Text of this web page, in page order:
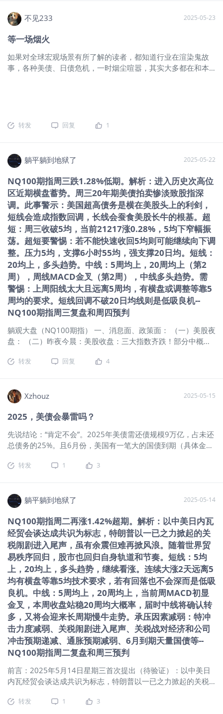
价仍需较大的通胀风险补偿。 再来看劳动力市场，虽然企业不
再积极招聘，但也并未开始裁员；初请失业金人数同比增速仍
低于10%（这通常是衰退的门槛），这都意味着做多长期债券
价格很难，经济衰退的证据并不确凿。不仅如此，基于本月的
最新数据，我们的失业率模型继续预测未来一个季度失业率还
将维
小幅度振荡，小涨呈现，至盘前时，经历一波快速的下挫和拉
回，依然近乎平盘迎接正式交易。开盘后，行情大开大合，反
复振荡，经历几波拉扯后，基本打个平收，纳指上涨，标普和
道指微小幅度收跌。 2,K线分析， 我们来一起看看标普和纳
指，标普5/12以来，走了一个先上后下的对称走势，纳指，则
是一个小幅振荡平台的走势呈现，可见，走势不同，结果是类
素的互相拉扯中，国债影响还在间接发挥作用，特别是大漂亮
申领失业金人数也是经济韧性的表现，在这几种因素互相交叉
后，大盘拉升并快速下挫，最后平盘达成最后的平衡。 $恒生指
数$ 恒指，本身状态不错，最近受到美债的影响，今天较好的形
势也被A股拖累，不过，整个走势都还算是比较健康的状态，因
此，有这些波动也没什么奇怪的，另外，我们也看到恒生周线
有调整的需要，但是，并不绝对，因此，我们还是按目前的走
势先跟着再说。 $比特币$ 比特币，
不见233 2025-05-23
等一场烟火
如果对全球宏观场景有所了解的读者，都知道行业在渲染鬼故
事，各种美债、日债危机，一时烟尘喧嚣，其实大多都在和本
通过财政刺激补贴居民部门的资产负债表后，需求-通胀的内循
妈-通胀的多轮博弈后，确信通胀韧性不再是狼来了。但五月末
FED-FOMC上表明的态度是“拒绝加息“，试图控制美债中长端预
期，但从流动性管理上偏向短端（字母汤），意味着只能是通
胀驱动+期现溢价补偿，随着Trump不断作妖，市场很快倒向熊
陡定价预期。 所以这一轮扳机事件是Trump的关税政策+减税
组合拳··· 尽管说过去两三年间，全球金融机构在面临高利率
（短期预期延续至长期）+高通胀（通胀韧性不断被证实），所
以他们都很自觉地没有增持长债，就连巴菲特都仅在短债徘徊
（草蛇灰线伏脉千里）。 整体来说伴随着市场”发现“，财政纪
律的失衡，叠加Trump关税、减税政策对外部、内部的负面影
响，对全球供应链混乱预期、通胀的恶化，会导致公共财政的
进一步恶化。 上述几个关键的节点对标市场当前表现—— 美债
长端的十年期突破4.5%、三十年期突破5%；美股的情绪指标创
下近半年新高··· 图片 图：SPX&情绪指标 高利率对分母端的挤
压、债券抛售，什么时候这些风险再度聚集，EM经济体们缓解
本币压力，抛售美债获取现金流··· 任何时点、任何机构的集体
抛售行为都将成为压死骆驼最后一根稻草，都不足为奇，大概
率会再度掀起美债、美元、美股三杀，甚至全球性金融恐慌···
转发 回复 1
躺平躺到地狱了 2025-05-22
NQ100期指周三跌1.28%低期。解析：进入历史次高位
区近期横盘蓄势。周三20年期美债拍卖惨淡致股指深
调。此事警示：美国超高债务是横在美股头上的利剑，
短线会造成指数回调，长线会蚕食美股长牛的根基。超
短：周三收破5均，当前21217涨0.28%，5均下窄幅振
荡。超短要警惕：若不能快速收回5均则可能继续向下调
整。压力5均，支撑6小时55均，强支撑20日均。短线：
20均上，多头趋势。中线：5周均上，20周均上（第2
周），周线MACD金叉（第2周），中线多头趋势。需
警惕：上周阳线太大且远离5周均，有横盘或调整等靠5
周均的要求。短线回调不破20日均线则是低吸良机--
NQ100期指周三复盘和周四预判
躺观大盘（NQ100期指） 一、消息面、政策面： （一）美股夜
盘： （二）昨夜今晨：美股收盘：三大指数齐跌！部分中概股
晨美国财政部20年期国债标售数据出炉，美国股市在美债收益
逼近3330美元。 （三）国际宏观：美国资产再现“股汇债三
杀”！20年期美债拍卖惨淡，得标利率突破5%。稳定币法案引
爆市场情绪！比特币突破11万美元大关，再创历史新高。市场
消息：美伊谈判若破裂，以色列将闪电打击伊朗核设施。 二、
技术面： 1、均线 超短：5日均下，超短空头趋势。 短线：20
日均上，20均向上，短线多头趋势。 中线：5周均上，20周均
上（第2周），20周均向下，中期多头趋势。 长线：5月均上
（5月12日首次站上），20月均上（4月盘中破20月均），长期
24.90%（东财小型纳指当月连续） 2、macd：周二日线金叉第
26日、周线金叉（第2周）、月线2025年3月25日已显死叉
（月线死叉第2月）。（经验：日线金叉，20均上，20均走平
或向上大概率会迎来一波上涨。经验：周线金叉行情往往更持
久） 3、神奇9转：日线：无，周线：无，月线：无。 4、SKDJ
指标：日K值82左右，周线K值82左右，低位金叉。（日线调整
中：SKDJ低位金叉特别是低位金叉底背离是判断短线见底的重
要信号）（牛市中：周SKDJ高位横盘钝化是常态。周线、月级
调整中：低位金叉在判断短线见底上有重要参考价值） 5、周
期：起始于2022年10月份10484.75点的牛市至24年12月16日
22450点历时27个月。2024年12月16日22450点至4月7日最
低16460点，调整近4个月，最多跌5990点，
转发 回复 4
Xzhouz 2025-05-15
2025，美债会暴雷吗？
先说结论：“肯定不会”。2025年美债需还债规模9万亿，占未还
总债务的25%。且6月份，美国有一笔大的国债到期（具体金额
快的还钱吗？现在假设，我如果是美联储主席，我可能会用到
金还债。可以一定程度上稀释债务。 2，黄金还债，美国作为世
界上蕞大的黄金储备国，其黄金储备量超过排名后三国的总
和。先黄金还债，后续陆续回补。 3，比特币还债。美国作为世
界上比特币持有量蕞多的国 家，用比特币还债似乎更合理。因
为比特币相比黄金和货币波动极大，高位还债后可以做空来抄
底。 ▄那么基于上述三个办法，我会具体怎么操作？： 1，降
息，这是弱美元蕞快的办法，也是新债还旧债时新发债蕞希望
看到的。或者是加关税，会降低“美元”对全 球的输出，也会间
接的导致美元贬值。 2， 增持黄金。2025年1月至3月，美联储
的黄金采购量就比去年同期增长了47%。 3，将国债与比特币挂
钩。今日，摩根大通利用 ONDO 公共账本完成首笔代币化国债
公开交易，“代币化国债”意味着国债“入链”模式开启。 ▄以上操
作金融市场会如何反馈： 1，美元指数走低，目前来看正是如
此。 2，黄金价格走高，目前来看正是如此。 3，比特币价格走
高，目前来看也是如此。 当然有人可能会问，为什么不直接印
钱还债？第 一，印钱会加剧通货膨胀，降低美元货币信用，动
摇世界货币的地位。美元地位有今天的成就，正是不能随便印
带来的“信用”反馈。第 二，美联储印钱的方式只能通过购买国
债进行。完成：“发债-回购-美元流入市场”的闭环。也就是我们
上面说的新债还旧债。 以上纯属异想+闲聊，金融事件背后的逻
转发 1 3
躺平躺到地狱了 2025-05-14
NQ100期指周二再涨1.42%超期。解析：以中美日内瓦
经贸会谈达成共识为标志，特朗普以一已之力掀起的关
税闹剧进入尾声，虽有余震但难再掀风浪。随着世界贸
易秩序回归，股市也回归自身轨道和节奏。短线：5均
上，20均上，多头趋势，继续看涨。连续大涨2天远离5
均有横盘等靠5均技术要求，若有回落也不会深而是低吸
良机。中线：5周均上，20周均上，当前周MACD初显
金叉，本周收盘站稳20周均大概率，届时中线将确认转
多，又将会迎来长周期慢牛走势。承压因素减弱：特冲
击力度减弱、关税闹剧进入尾声、关税战对经济和公司
冲击预期递减、通胀预期减弱、6月到期天量国债等--
NQ100期指周二复盘和周三预判
前言：2025年5月14日星期三首次提出（待验证）：以中美日
内瓦经贸会谈达成共识为标志，特朗普以一已之力掀起的关税
归，股市也回归自身轨道和节奏。5周均上，20周均上，5月14
转发 1 3